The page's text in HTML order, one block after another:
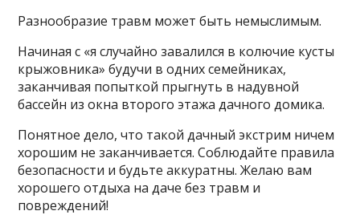
Разнообразие травм может быть немыслимым.
Начиная с «я случайно завалился в колючие кусты
крыжовника» будучи в одних семейниках,
заканчивая попыткой прыгнуть в надувной
бассейн из окна второго этажа дачного домика.
Понятное дело, что такой дачный экстрим ничем
хорошим не заканчивается. Соблюдайте правила
безопасности и будьте аккуратны. Желаю вам
хорошего отдыха на даче без травм и
повреждений!